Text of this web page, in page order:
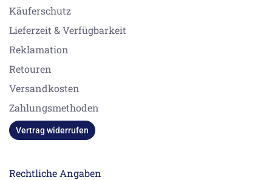
Käuferschutz
Lieferzeit & Verfügbarkeit
Reklamation
Retouren
Versandkosten
Zahlungsmethoden
Vertrag widerrufen
Rechtliche Angaben